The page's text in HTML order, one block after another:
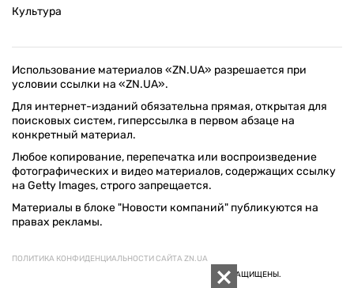
Культура
Использование материалов «ZN.UA» разрешается при
условии ссылки на «ZN.UA».
Для интернет-изданий обязательна прямая, открытая для
поисковых систем, гиперссылка в первом абзаце на
конкретный материал.
Любое копирование, перепечатка или воспроизведение
фотографических и видео материалов, содержащих ссылку
на Getty Images, строго запрещается.
Материалы в блоке "Новости компаний" публикуются на
правах рекламы.
ПОЛИТИКА КОНФИДЕНЦИАЛЬНОСТИ САЙТА ZN.UA
© 1994–2026 «ЗЕРКАЛО НЕДЕЛИ. УКРАИНА». ВСЕ ПРАВА ЗАЩИЩЕНЫ.